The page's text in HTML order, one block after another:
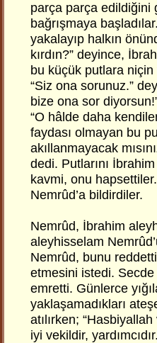
parça parça edildiğini
bağrışmaya
yakalayıp halkın
kırdın?” deyince,
bu küçük putlara niçin
“Siz ona sorunuz.”
bize ona sor
“O hâlde daha
faydası olmayan bu
akıllanmayacak
dedi. Putlarını
kavmi, onu
Nemrûd’a bildirdiler.
Nemrûd, İbrahim
aleyhisselam
Nemrûd, bunu
etmesini istedi. Secde
emretti. Günlerce
yaklaşamadıkları
atılırken;
iyi vekildir,